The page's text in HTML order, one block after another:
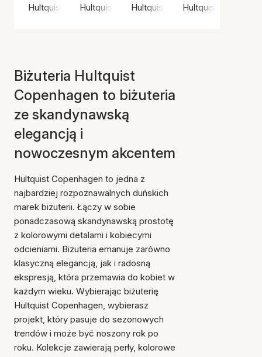
Hultquist CopenhagenHultquist CopenhagenHultquist Copenhagen
Hultquist
Biżuteria Hultquist
Copenhagen to biżuteria
ze skandynawską
elegancją i
nowoczesnym akcentem
Hultquist Copenhagen to jedna z
najbardziej rozpoznawalnych duńskich
marek biżuterii. Łączy w sobie
ponadczasową skandynawską prostotę
z kolorowymi detalami i kobiecymi
odcieniami. Biżuteria emanuje zarówno
klasyczną elegancją, jak i radosną
ekspresją, która przemawia do kobiet w
każdym wieku. Wybierając biżuterię
Hultquist Copenhagen, wybierasz
projekt, który pasuje do sezonowych
trendów i może być noszony rok po
roku. Kolekcje zawierają perły, kolorowe